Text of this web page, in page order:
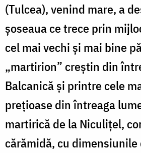
creștin
din
Peninsula
Balcanică
/
Foto:
Bogdan
Zamfirescu
(Tulcea), venind mare, a
şoseaua ce trece prin
cel mai vechi şi mai bine
„martirion” creştin din
Balcanică şi printre cele
preţioase din întreaga
martirică de la Niculiţel,
cărămidă, cu dimensiunile